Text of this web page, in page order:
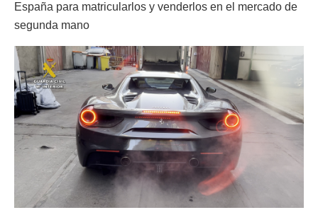
España para matricularlos y venderlos en el mercado de
segunda mano